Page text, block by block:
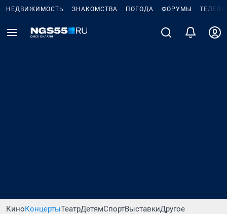
НЕДВИЖИМОСТЬ ЗНАКОМСТВА ПОГОДА ФОРУМЫ
КиноКонцертыТеатрДетямСпортВыставкиДругое